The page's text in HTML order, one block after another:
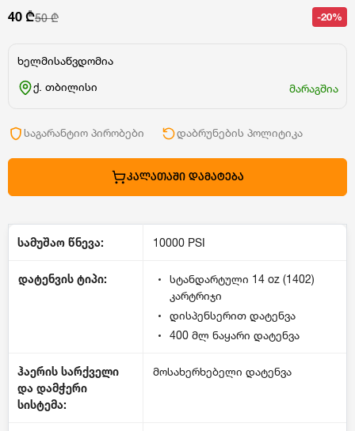
40 ₾50 ₾ -20%
ხელმისაწვდომია
ქ. თბილისი
მარაგშია
საგარანტიო პირობები დაბრუნების პოლიტიკა
ᲙᲐᲚᲐᲗᲐᲨᲘ ᲓᲐᲛᲐᲢᲔᲑᲐ
სამუშაო წნევა: 10000 PSI
დატენვის ტიპი:
სტანდარტული 14 oz (1402)
კარტრიჯი
დისპენსერით დატენვა
400 მლ ნაყარი დატენვა
ჰაერის სარქველი
და დამჭერი
სისტემა:
მოსახერხებელი დატენვა